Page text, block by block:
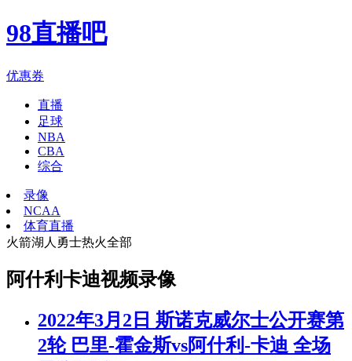
98直播吧
优惠券
直播
足球
NBA
CBA
综合
录像
NCAA
体育直播
火箭湖人 勇士热火全部
阿什利卡迪视频录像
2022年3月2日 斯诺克威尔士公开赛第
2轮 巴里-霍金斯vs阿什利-卡迪 全场